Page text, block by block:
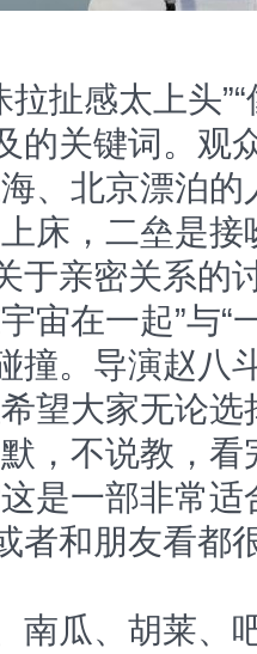
拉扯感太上头
的关键词。
、北京漂泊的
床，二垒是接
于亲密关系的
宙在一起”与
撞。导演赵八
望大家无论
，不说教，
是一部非常
者和朋友看都
南瓜、胡莱、